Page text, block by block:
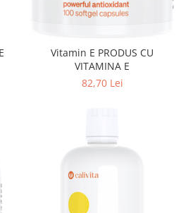
Vitamin E PRODUS CU
VITAMINA E
82,70 Lei